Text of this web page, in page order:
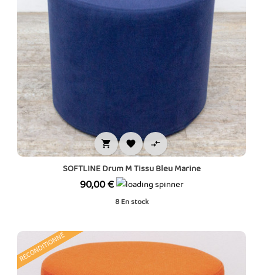
  
SOFTLINE Drum M Tissu Bleu Marine
Prix
90,00 €
8 En stock
RECONDITIONNÉ